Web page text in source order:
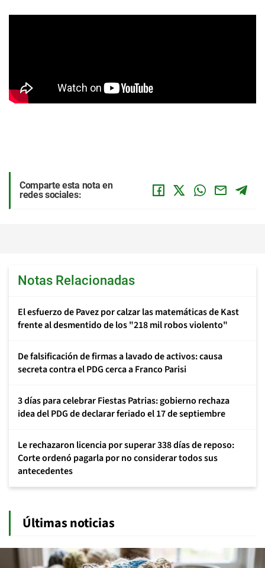
Comparte esta nota en
redes sociales:
Notas Relacionadas
El esfuerzo de Pavez por calzar las matemáticas de Kast
frente al desmentido de los "218 mil robos violento"
De falsificación de firmas a lavado de activos: causa
secreta contra el PDG cerca a Franco Parisi
3 días para celebrar Fiestas Patrias: gobierno rechaza
idea del PDG de declarar feriado el 17 de septiembre
Le rechazaron licencia por superar 338 días de reposo:
Corte ordenó pagarla por no considerar todos sus
antecedentes
Últimas noticias